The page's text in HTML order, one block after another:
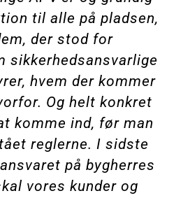
til alle på pladsen,
der stod for
sikkerhedsansvarlige
hvem der kommer
Og helt konkret
komme ind, før man
reglerne. I sidste
på bygherres
vores kunder og